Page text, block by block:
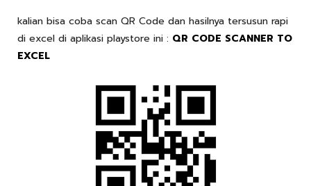
kalian bisa coba scan QR Code dan hasilnya tersusun rapi
di excel di aplikasi playstore ini : QR CODE SCANNER TO
EXCEL